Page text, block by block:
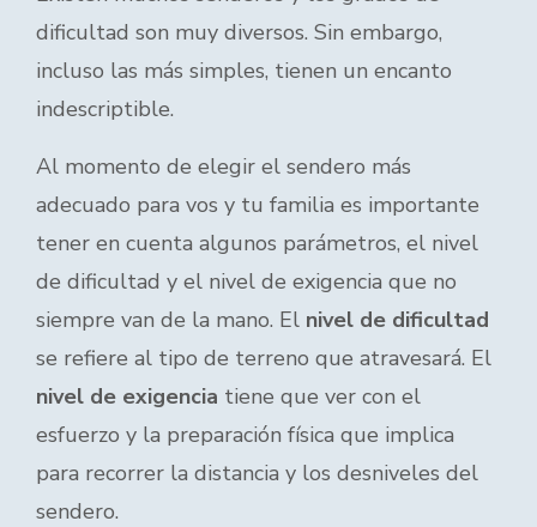
dificultad son muy diversos. Sin embargo,
incluso las más simples, tienen un encanto
indescriptible.
Al momento de elegir el sendero más
adecuado para vos y tu familia es importante
tener en cuenta algunos parámetros, el nivel
de dificultad y el nivel de exigencia que no
siempre van de la mano. El nivel de dificultad
se refiere al tipo de terreno que atravesará. El
nivel de exigencia tiene que ver con el
esfuerzo y la preparación física que implica
para recorrer la distancia y los desniveles del
sendero.